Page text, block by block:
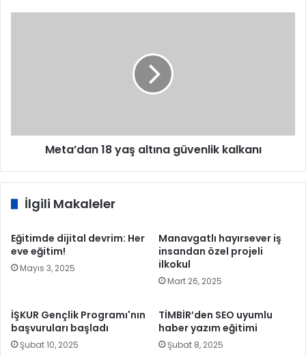
Meta’dan 18 yaş altına güvenlik kalkanı
İlgili Makaleler
Eğitimde dijital devrim: Her
eve eğitim!
Mayıs 3, 2025
Manavgatlı hayırsever iş
insandan özel projeli
ilkokul
Mart 26, 2025
İŞKUR Gençlik Programı'nın
başvuruları başladı
Şubat 10, 2025
TİMBİR’den SEO uyumlu
haber yazım eğitimi
Şubat 8, 2025